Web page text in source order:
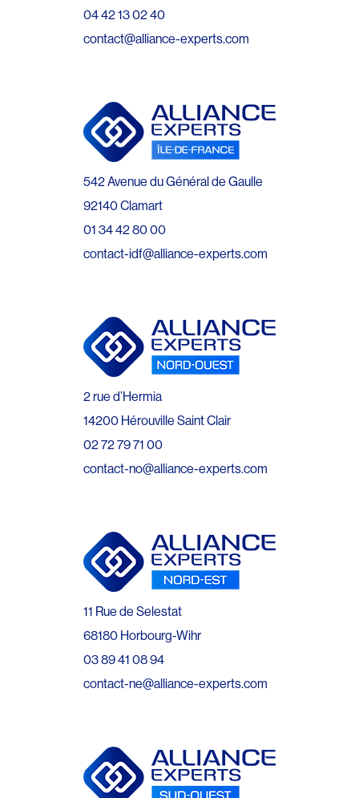
04 42 13 02 40
contact@alliance-experts.com
542 Avenue du Général de Gaulle
92140 Clamart
01 34 42 80 00
contact-idf@alliance-experts.com
2 rue d’Hermia
14200 Hérouville Saint Clair
02 72 79 71 00
contact-no@alliance-experts.com
11 Rue de Selestat
68180 Horbourg-Wihr
03 89 41 08 94
contact-ne@alliance-experts.com